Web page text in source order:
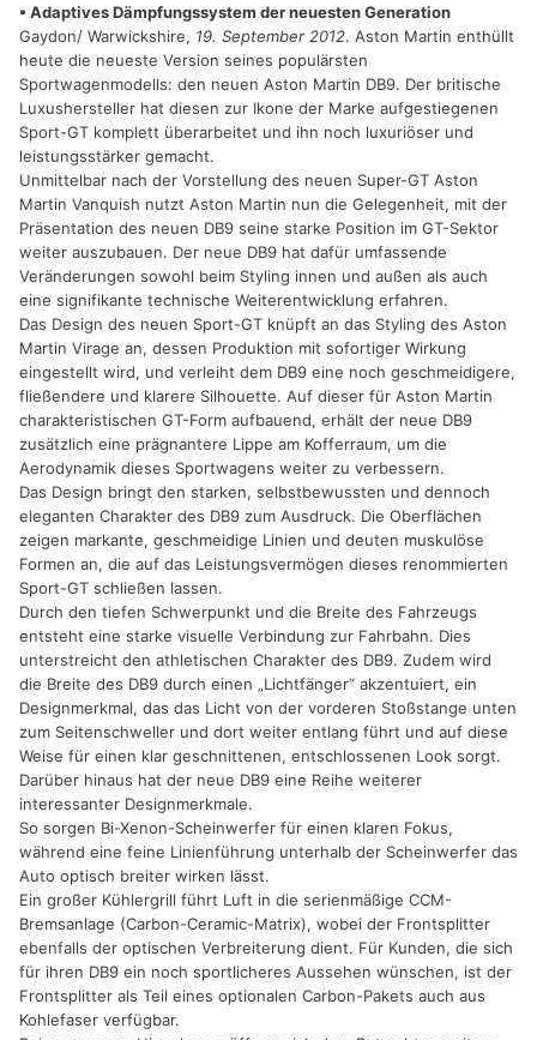
• Adaptives Dämpfungssystem der neuesten Generation
Gaydon/ Warwickshire, 19. September 2012. Aston Martin enthüllt
heute die neueste Version seines populärsten
Sportwagenmodells: den neuen Aston Martin DB9. Der britische
Luxushersteller hat diesen zur Ikone der Marke aufgestiegenen
Sport-GT komplett überarbeitet und ihn noch luxuriöser und
leistungsstärker gemacht.
Unmittelbar nach der Vorstellung des neuen Super-GT Aston
Martin Vanquish nutzt Aston Martin nun die Gelegenheit, mit der
Präsentation des neuen DB9 seine starke Position im GT-Sektor
weiter auszubauen. Der neue DB9 hat dafür umfassende
Veränderungen sowohl beim Styling innen und außen als auch
eine signifikante technische Weiterentwicklung erfahren.
Das Design des neuen Sport-GT knüpft an das Styling des Aston
Martin Virage an, dessen Produktion mit sofortiger Wirkung
eingestellt wird, und verleiht dem DB9 eine noch geschmeidigere,
fließendere und klarere Silhouette. Auf dieser für Aston Martin
charakteristischen GT-Form aufbauend, erhält der neue DB9
zusätzlich eine prägnantere Lippe am Kofferraum, um die
Aerodynamik dieses Sportwagens weiter zu verbessern.
Das Design bringt den starken, selbstbewussten und dennoch
eleganten Charakter des DB9 zum Ausdruck. Die Oberflächen
zeigen markante, geschmeidige Linien und deuten muskulöse
Formen an, die auf das Leistungsvermögen dieses renommierten
Sport-GT schließen lassen.
Durch den tiefen Schwerpunkt und die Breite des Fahrzeugs
entsteht eine starke visuelle Verbindung zur Fahrbahn. Dies
unterstreicht den athletischen Charakter des DB9. Zudem wird
die Breite des DB9 durch einen „Lichtfänger“ akzentuiert, ein
Designmerkmal, das das Licht von der vorderen Stoßstange unten
zum Seitenschweller und dort weiter entlang führt und auf diese
Weise für einen klar geschnittenen, entschlossenen Look sorgt.
Darüber hinaus hat der neue DB9 eine Reihe weiterer
interessanter Designmerkmale.
So sorgen Bi-Xenon-Scheinwerfer für einen klaren Fokus,
während eine feine Linienführung unterhalb der Scheinwerfer das
Auto optisch breiter wirken lässt.
Ein großer Kühlergrill führt Luft in die serienmäßige CCM-
Bremsanlage (Carbon-Ceramic-Matrix), wobei der Frontsplitter
ebenfalls der optischen Verbreiterung dient. Für Kunden, die sich
für ihren DB9 ein noch sportlicheres Aussehen wünschen, ist der
Frontsplitter als Teil eines optionalen Carbon-Pakets auch aus
Kohlefaser verfügbar.